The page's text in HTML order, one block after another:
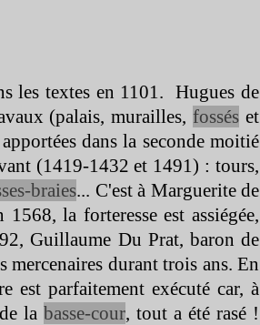
les textes en 1101. Hugues de
(palais, murailles, fossés et
dans la seconde moitié
(1419-1432 et 1491) : tours,
braies... C'est à Marguerite de
la forteresse est assiégée,
Guillaume Du Prat, baron de
mercenaires durant trois ans. En
parfaitement exécuté car, à
la basse-cour, tout a été rasé !